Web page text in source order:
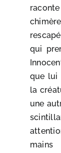
qui
que lui
la
une